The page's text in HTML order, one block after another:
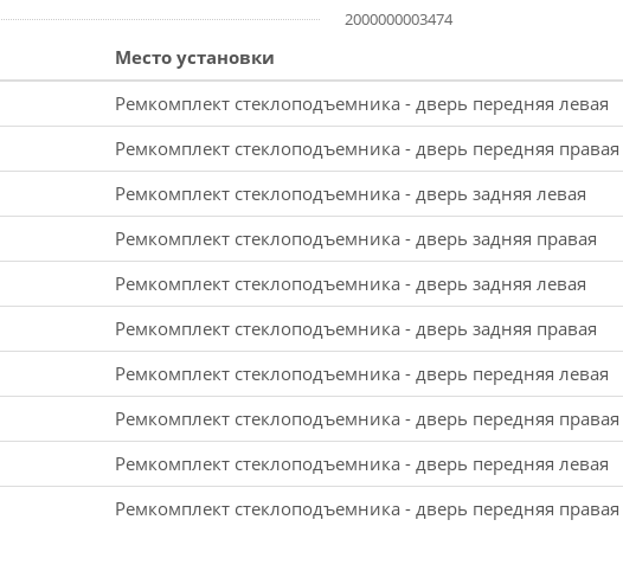
2000000003474
Место установки
Ремкомплект стеклоподъемника - дверь передняя левая
Ремкомплект стеклоподъемника - дверь передняя правая
Ремкомплект стеклоподъемника - дверь задняя левая
Ремкомплект стеклоподъемника - дверь задняя правая
Ремкомплект стеклоподъемника - дверь задняя левая
Ремкомплект стеклоподъемника - дверь задняя правая
Ремкомплект стеклоподъемника - дверь передняя левая
Ремкомплект стеклоподъемника - дверь передняя правая
Ремкомплект стеклоподъемника - дверь передняя левая
Ремкомплект стеклоподъемника - дверь передняя правая